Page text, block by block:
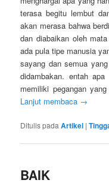
terasa begitu lembut
akan merasa bahwa
dan diabaikan oleh
ada pula tipe manusia
sayang dan semua
didambakan. entah
memiliki pegangan
Lanjut membaca →
Ditulis pada Artikel |
BAIK